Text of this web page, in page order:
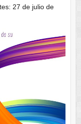
27 de julio de